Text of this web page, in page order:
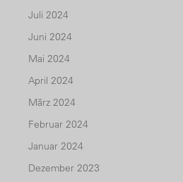
Juli 2024
Juni 2024
Mai 2024
April 2024
März 2024
Februar 2024
Januar 2024
Dezember 2023